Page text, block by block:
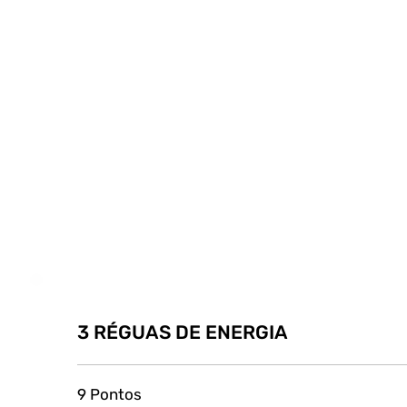
3 RÉGUAS DE ENERGIA
9 Pontos